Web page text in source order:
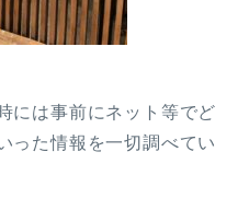
には事前にネット等でど
った情報を一切調べてい